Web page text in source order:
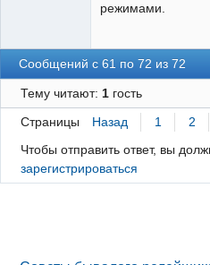
режимами.
Сообщений с 61 по 72 из 72
Тему читают: 1гость
Страницы Назад 1 2
Чтобы отправить ответ, вы
зарегистрироваться